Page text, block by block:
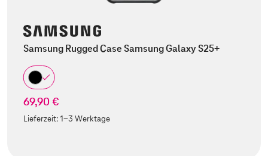
Samsung Rugged Case Samsung Galaxy S25+
69,90 €
Lieferzeit:1-3 Werktage